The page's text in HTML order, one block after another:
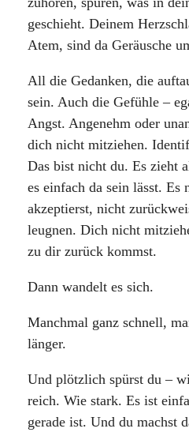
geschieht. Deinem
Atem, sind da Geräusche
All die Gedanken, die
sein. Auch die Gefühle –
Angst. Angenehm oder
dich nicht mitziehen.
Das bist nicht du. Es zieht
es einfach da sein lässt.
akzeptierst, nicht
leugnen. Dich nicht
zu dir zurück kommst.
Dann wandelt es sich.
Manchmal ganz schnell,
länger.
Und plötzlich spürst du –
reich. Wie stark. Es ist
gerade ist. Und du machst